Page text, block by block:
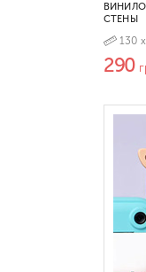
СТЕНЫ
130
290